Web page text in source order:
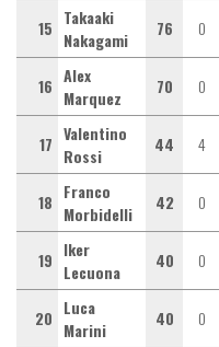
15 Takaaki
Nakagami
76 0
16 Alex
Marquez
70 0
17 Valentino
Rossi
44 4
18 Franco
Morbidelli
42 0
19 Iker
Lecuona
40 0
20 Luca
Marini
40 0